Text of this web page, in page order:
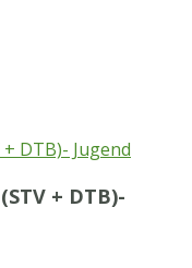
DTB)- Jugend
+ DTB)-